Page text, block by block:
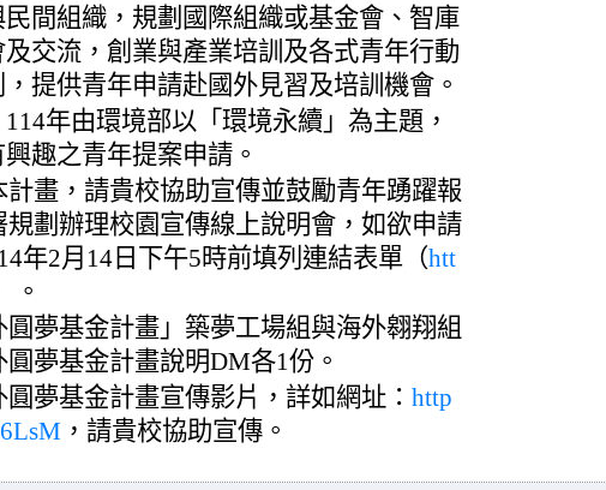
間組織，規劃國際組織或基金會、智庫
及交流，創業與產業培訓及各式青年行動
提供青年申請赴國外見習及培訓機會。
年由環境部以「環境永續」為主題，
趣之青年提案申請。
畫，請貴校協助宣傳並鼓勵青年踴躍報
劃辦理校園宣傳線上說明會，如欲申請
年2月14日下午5時前填列連結表單（htt
。
夢基金計畫」築夢工場組與海外翱翔組
夢基金計畫說明DM各1份。
夢基金計畫宣傳影片，詳如網址： http
，請貴校協助宣傳。